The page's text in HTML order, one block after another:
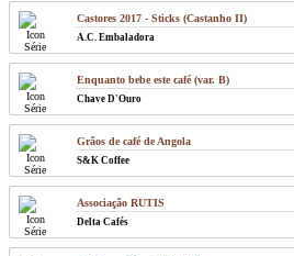
Castores 2017 - Sticks (Castanho II)
A.C. Embaladora
Enquanto bebe este café (var. B)
Chave D'Ouro
Grãos de café de Angola
S&K Coffee
Associação RUTIS
Delta Cafés